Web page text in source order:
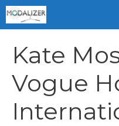
Vai
al
Kate
Vogue